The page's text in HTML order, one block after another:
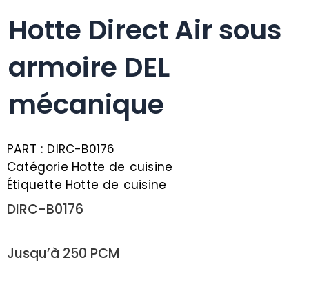
Hotte Direct Air sous
armoire DEL
mécanique
PART : DIRC-B0176
Catégorie Hotte de cuisine
Étiquette Hotte de cuisine
DIRC-B0176
Jusqu’à 250 PCM